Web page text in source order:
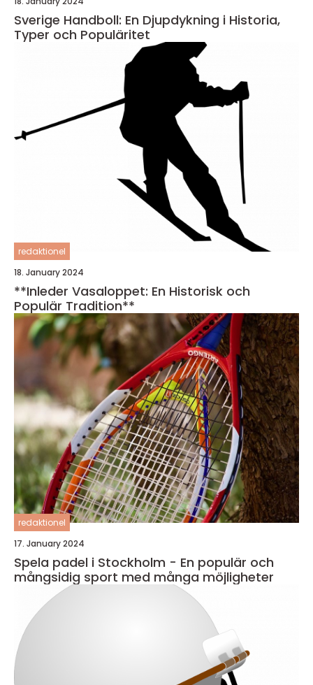
Sverige Handboll: En Djupdykning i Historia,
Typer och Populäritet
redaktionel
18. January 2024
**Inleder Vasaloppet: En Historisk och
Populär Tradition**
redaktionel
17. January 2024
Spela padel i Stockholm - En populär och
mångsidig sport med många möjligheter